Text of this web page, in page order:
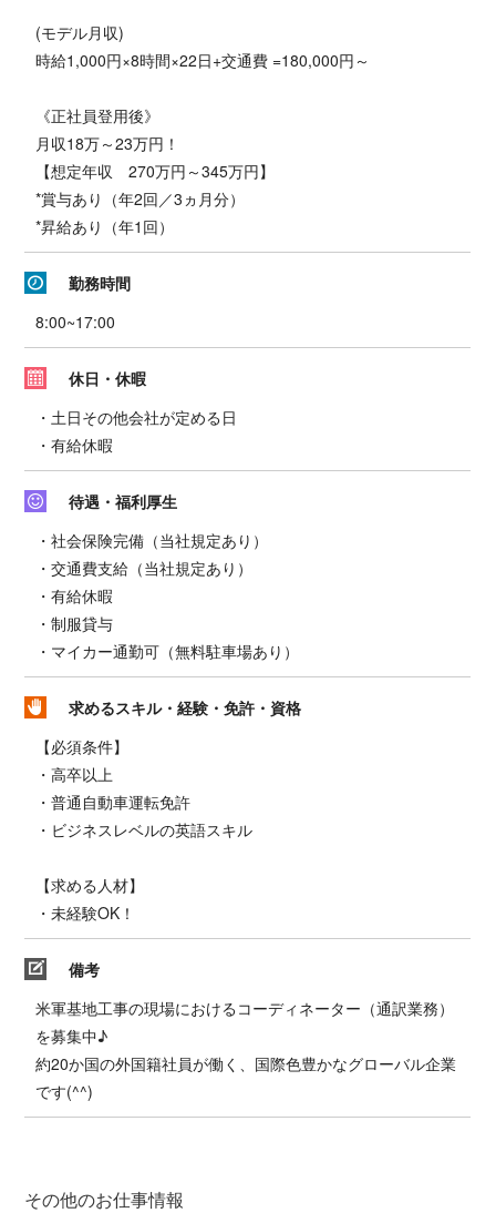
(モデル月収)
時給1,000円×8時間×22日+交通費 =180,000円～
《正社員登用後》
月収18万～23万円！
【想定年収 270万円～345万円】
*賞与あり（年2回／3ヵ月分）
*昇給あり（年1回）
勤務時間
8:00~17:00
休日・休暇
・土日その他会社が定める日
・有給休暇
待遇・福利厚生
・社会保険完備（当社規定あり）
・交通費支給（当社規定あり）
・有給休暇
・制服貸与
・マイカー通勤可（無料駐車場あり）
求めるスキル・経験・免許・資格
【必須条件】
・高卒以上
・普通自動車運転免許
・ビジネスレベルの英語スキル
【求める人材】
・未経験OK！
備考
米軍基地工事の現場におけるコーディネーター（通訳業務）
を募集中♪
約20か国の外国籍社員が働く、国際色豊かなグローバル企業
です(^^)
その他のお仕事情報